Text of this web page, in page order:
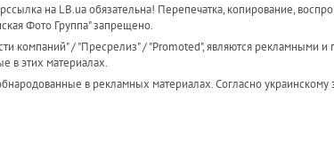
на LB.ua обязательна! Перепечатка, копирование,
Фото Группа" запрещено.
компаний" / "Пресрелиз" / "Promoted", являются рекламными и
в этих материалах.
в рекламных материалах. Согласно украинскому